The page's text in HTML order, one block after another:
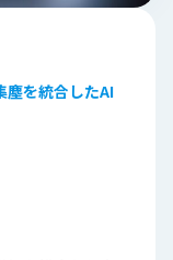
塵を統合したAI